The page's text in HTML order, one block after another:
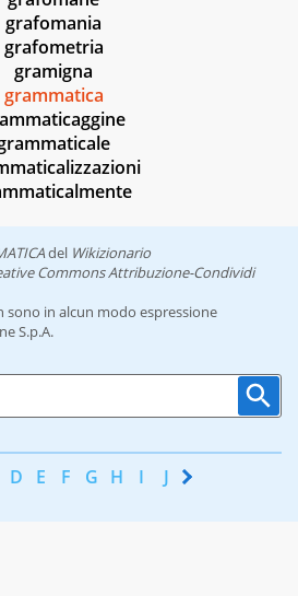
grafomania
grafometria
gramigna
grammatica
del Wikizionario
Commons Attribuzione-Condividi
in alcun modo espressione
S.p.A.
D E F G H I J K